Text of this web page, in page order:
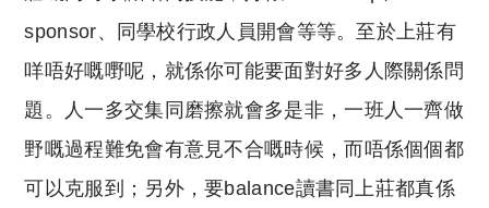
sponsor、同學校行政人員開會等等。至於上莊有
咩唔好嘅嘢呢，就係你可能要面對好多人際關係問
題。人一多交集同磨擦就會多是非，一班人一齊做
野嘅過程難免會有意見不合嘅時候，而唔係個個都
可以克服到；另外，要balance讀書同上莊都真係